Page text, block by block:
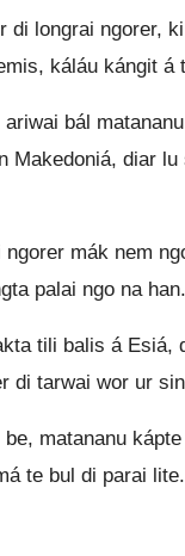
di longrai ngorer,
káláu kángit á
bál
Makedoniá, diar
mák nem
palai ngo na han.
tili balis á Esiá,
di tarwai wor ur
matananu
te bul di parai